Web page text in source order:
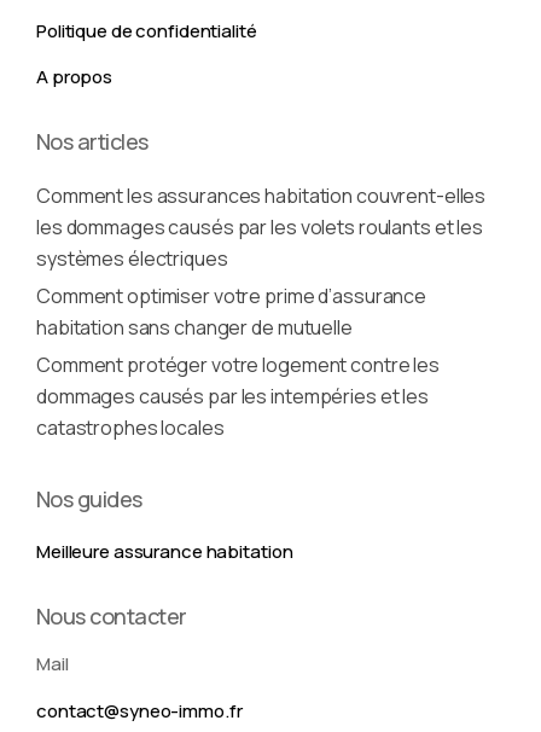
Politique de confidentialité
A propos
Nos articles
Comment les assurances habitation couvrent-elles
les dommages causés par les volets roulants et les
systèmes électriques
Comment optimiser votre prime d’assurance
habitation sans changer de mutuelle
Comment protéger votre logement contre les
dommages causés par les intempéries et les
catastrophes locales
Nos guides
Meilleure assurance habitation
Nous contacter
Mail
contact@syneo-immo.fr